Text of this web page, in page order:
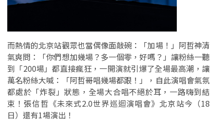
而熱情的北京站觀眾也當偶像面敲碗：「加場！」阿哲神清
氣爽問：「你們想加幾場？多一個零，好嗎？」讓粉絲一聽
到「200場」都直接瘋狂，一開演就引爆了全場最高潮，讓
萬名粉絲大喊：「阿哲哥唱幾場都跟！」，自此演唱會氣氛
都處於「炸裂」狀態，全場大合唱不絕於耳，一路嗨到結
束！張信哲《未來式2.0世界巡迴演唱會》北京站今（18
日）還有1場演出！